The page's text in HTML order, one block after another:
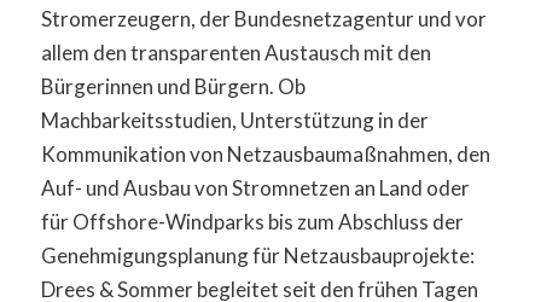
Stromerzeugern, der Bundesnetzagentur und vor
allem den transparenten Austausch mit den
Bürgerinnen und Bürgern. Ob
Machbarkeitsstudien, Unterstützung in der
Kommunikation von Netzausbaumaßnahmen, den
Auf- und Ausbau von Stromnetzen an Land oder
für Offshore-Windparks bis zum Abschluss der
Genehmigungsplanung für Netzausbauprojekte:
Drees & Sommer begleitet seit den frühen Tagen